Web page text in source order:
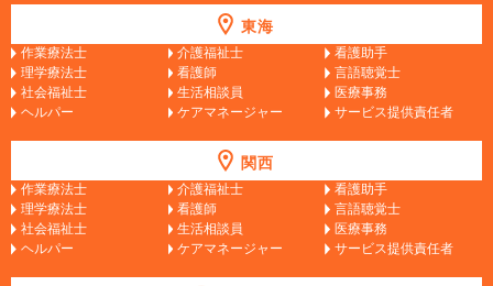
東海
作業療法士 介護福祉士
看護助手
理学療法士
看護師
言語聴覚士
社会福祉士
生活相談員
医療事務
ヘルパー
ケアマネージャー サービス提供責任者
関西
作業療法士 介護福祉士
看護助手
理学療法士
看護師
言語聴覚士
社会福祉士
生活相談員
医療事務
ヘルパー
ケアマネージャー サービス提供責任者